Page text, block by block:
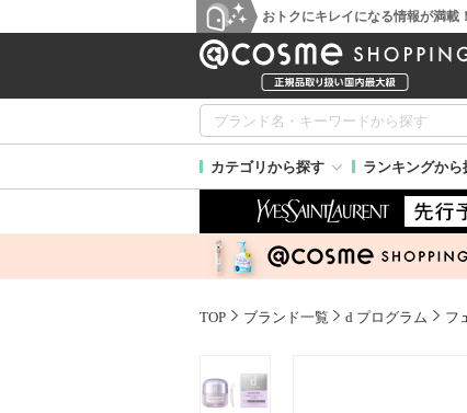
おトクにキレイになる情報が満載！
カテゴリから探す ランキングから
TOP ブランド一覧 d プログラム フ